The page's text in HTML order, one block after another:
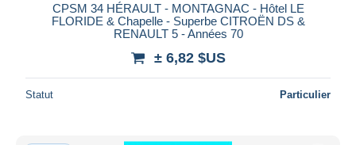
CPSM 34 HÉRAULT - MONTAGNAC - Hôtel LE
FLORIDE & Chapelle - Superbe CITROËN DS &
RENAULT 5 - Années 70
± 6,82 $US
Statut Particulier